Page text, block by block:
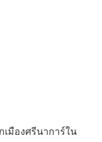
มืองศรีนาการ์ใน